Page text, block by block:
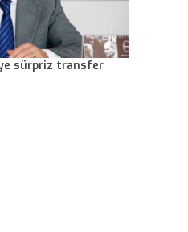
sürpriz transfer